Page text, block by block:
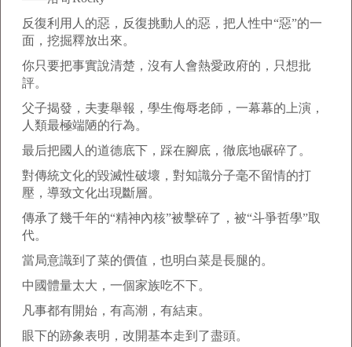
反復利用人的惡，反復挑動人的惡，把人性中“惡”的一
面，挖掘釋放出來。
你只要把事實說清楚，沒有人會熱愛政府的，只想批
評。
父子揭發，夫妻舉報，學生侮辱老師，一幕幕的上演，
人類最極端陋的行為。
最后把國人的道德底下，踩在腳底，徹底地碾碎了。
對傳統文化的毀滅性破壞，對知識分子毫不留情的打
壓，導致文化出現斷層。
傳承了幾千年的“精神內核”被擊碎了，被“斗爭哲學”取
代。
當局意識到了菜的價值，也明白菜是長腿的。
中國體量太大，一個家族吃不下。
凡事都有開始，有高潮，有結束。
眼下的跡象表明，改開基本走到了盡頭。